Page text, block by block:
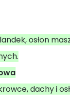
osłon
dachy i